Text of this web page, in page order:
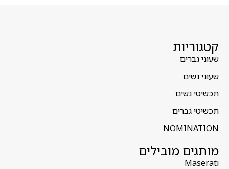
קטגוריות
שעוני גברים
שעוני נשים
תכשיטי נשים
תכשיטי גברים
NOMINATION
מותגים מובילים
Maserati